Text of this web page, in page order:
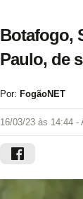
Botafogo,
Paulo, de
Por: FogãoNET
16/03/23 às 14:44 -